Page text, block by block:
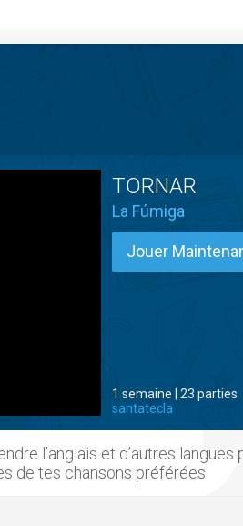
TORNAR
La Fúmiga
Jouer
1 semaine | 23 parties
santatecla
l’anglais et d’autres langues
de tes chansons préférées